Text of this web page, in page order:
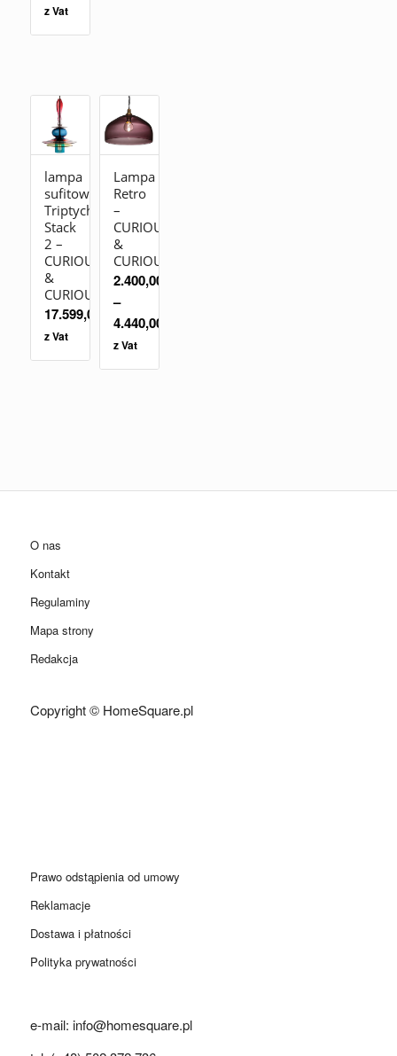
z Vat
lampa
sufitowa
Triptych
Stack
2 –
CURIOUSA
&
CURIOUSA
17.599,00
z Vat
Lampa
Retro
–
CURIOUSA
&
CURIOUSA
2.400,00
–
4.440,00
z Vat
O nas
Kontakt
Regulaminy
Mapa strony
Redakcja
Copyright © HomeSquare.pl
Prawo odstąpienia od umowy
Reklamacje
Dostawa i płatności
Polityka prywatności
e-mail: info@homesquare.pl